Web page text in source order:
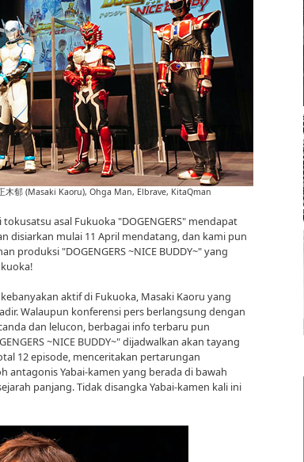
郁 (Masaki Kaoru), Ohga Man, Elbrave, KitaQman
asal Fukuoka "DOGENGERS" mendapat
disiarkan mulai 11 April mendatang, dan kami pun
produksi "DOGENGERS ~NICE BUDDY~" yang
aktif di Fukuoka, Masaki Kaoru yang
Walaupun konferensi pers berlangsung dengan
dan lelucon, berbagai info terbaru pun
~NICE BUDDY~" dijadwalkan akan tayang
12 episode, menceritakan pertarungan
antagonis Yabai-kamen yang berada di bawah
panjang. Tidak disangka Yabai-kamen kali ini